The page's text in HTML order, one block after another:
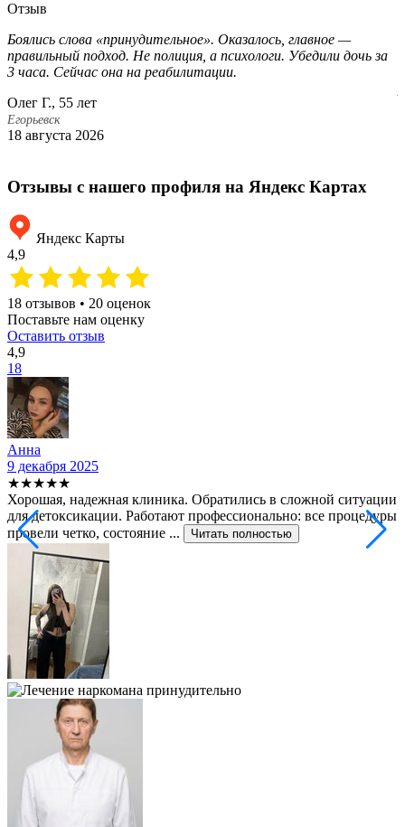
Отзыв
Боялись слова «принудительное». Оказалось, главное —
правильный подход. Не полиция, а психологи. Убедили дочь за
3 часа. Сейчас она на реабилитации.
Олег Г., 55 лет
Егорьевск
18 августа 2026
Отзывы с нашего профиля на Яндекс Картах
Яндекс Карты
4,9
18 отзывов • 20 оценок
Поставьте нам оценку
Оставить отзыв
4,9
18
Анна
9 декабря 2025
★★★★★
Хорошая, надежная клиника. Обратились в сложной ситуации
для детоксикации. Работают профессионально: все процедуры
провели четко, состояние ...
Читать полностью